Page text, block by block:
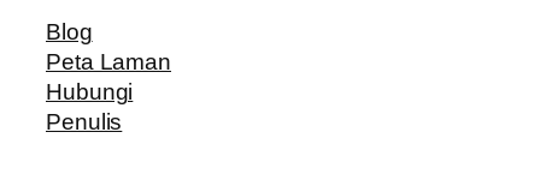
Blog
Peta Laman
Hubungi
Penulis